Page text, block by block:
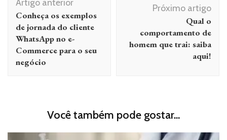
de
post
Artigo anterior
Conheça os exemplos
de jornada do cliente
WhatsApp no e-
Commerce para o seu
negócio
Próximo artigo
Qual o
comportamento de
homem que trai: saiba
aqui!
Você também pode gostar...